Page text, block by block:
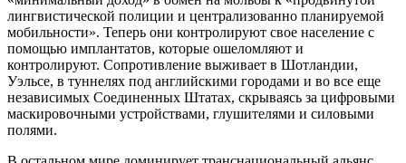
лингвистической полиции и централизованно планируемой
мобильности». Теперь они контролируют свое население с
помощью имплантатов, которые ошеломляют и
контролируют. Сопротивление выживает в Шотландии,
Уэльсе, в туннелях под английскими городами и во все еще
независимых Соединенных Штатах, скрываясь за цифровыми
маскировочными устройствами, глушителями и силовыми
полями.